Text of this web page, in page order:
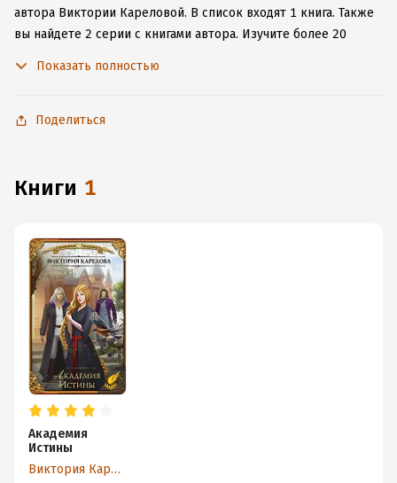
автора Виктории Кареловой. В список входят 1 книга. Также
вы найдете 2 серии с книгами автора. Изучите более 20
чтобы не расставаться с любимыми произведениями даже
Показать полностью
Поделиться
книги 1
Академия
Истины
Виктория Карелова